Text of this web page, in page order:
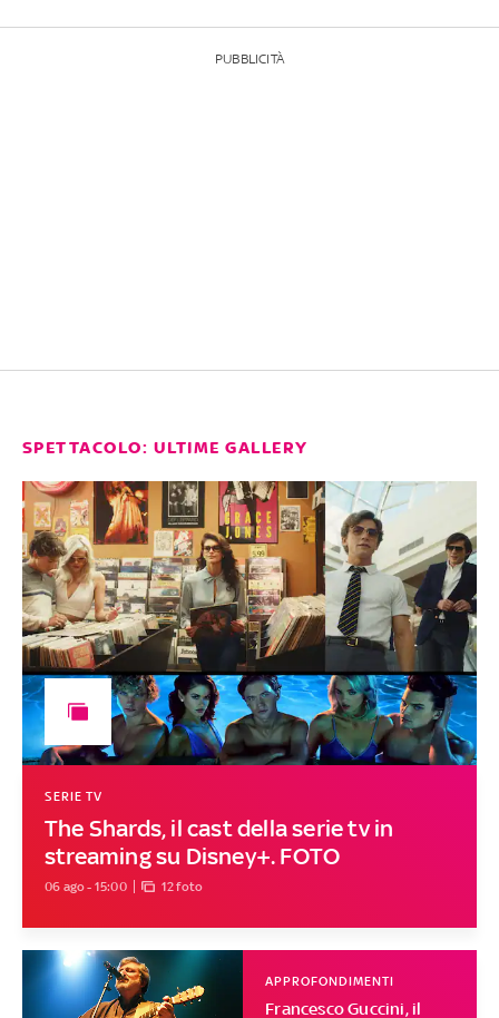
PUBBLICITÀ
SPETTACOLO: ULTIME GALLERY
The Shards, il cast della serie tv in
streaming su Disney+. FOTO
SERIE TV
06 ago - 15:00 12 foto
Francesco Guccini, il
APPROFONDIMENTI